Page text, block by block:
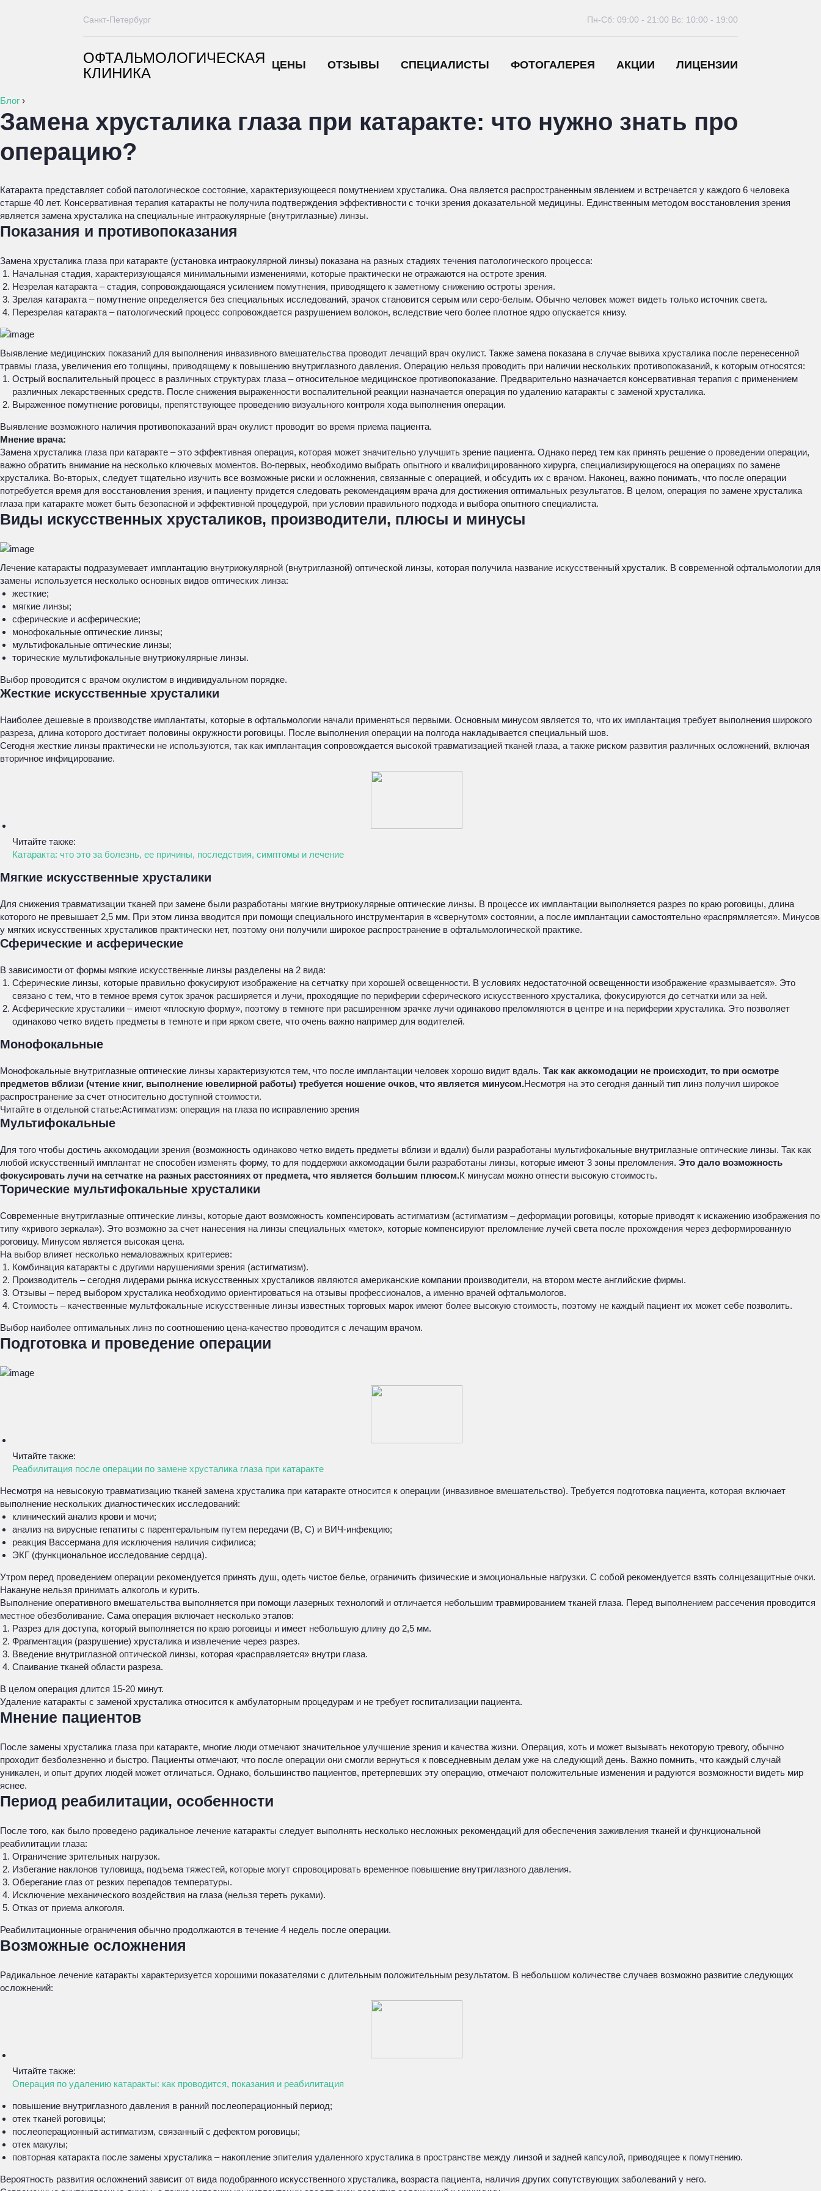
ОФТАЛЬМОЛОГИЧЕСКАЯ
КЛИНИКА
ЦЕНЫ ОТЗЫВЫ СПЕЦИАЛИСТЫ ФОТОГАЛЕРЕЯ АКЦИИ ЛИЦЕНЗИИ
Санкт-Петербург Пн-Сб: 09:00 - 21:00 Вс: 10:00 - 19:00
Блог ›
Замена хрусталика глаза при катаракте: что нужно знать про
операцию?
Катаракта представляет собой патологическое состояние, характеризующееся помутнением хрусталика. Она является распространенным явлением и встречается у каждого 6 человека
старше 40 лет. Консервативная терапия катаракты не получила подтверждения эффективности с точки зрения доказательной медицины. Единственным методом восстановления зрения
является замена хрусталика на специальные интраокулярные (внутриглазные) линзы.
Показания и противопоказания
Замена хрусталика глаза при катаракте (установка интраокулярной линзы) показана на разных стадиях течения патологического процесса:
Начальная стадия, характеризующаяся минимальными изменениями, которые практически не отражаются на остроте зрения.
Незрелая катаракта – стадия, сопровождающаяся усилением помутнения, приводящего к заметному снижению остроты зрения.
Зрелая катаракта – помутнение определяется без специальных исследований, зрачок становится серым или серо-белым. Обычно человек может видеть только источник света.
Перезрелая катаракта – патологический процесс сопровождается разрушением волокон, вследствие чего более плотное ядро опускается книзу.
Выявление медицинских показаний для выполнения инвазивного вмешательства проводит лечащий врач окулист. Также замена показана в случае вывиха хрусталика после перенесенной
травмы глаза, увеличения его толщины, приводящему к повышению внутриглазного давления. Операцию нельзя проводить при наличии нескольких противопоказаний, к которым относятся:
Острый воспалительный процесс в различных структурах глаза – относительное медицинское противопоказание. Предварительно назначается консервативная терапия с применением
различных лекарственных средств. После снижения выраженности воспалительной реакции назначается операция по удалению катаракты с заменой хрусталика.
Выраженное помутнение роговицы, препятствующее проведению визуального контроля хода выполнения операции.
Выявление возможного наличия противопоказаний врач окулист проводит во время приема пациента.
Мнение врача:
Замена хрусталика глаза при катаракте – это эффективная операция, которая может значительно улучшить зрение пациента. Однако перед тем как принять решение о проведении операции,
важно обратить внимание на несколько ключевых моментов. Во-первых, необходимо выбрать опытного и квалифицированного хирурга, специализирующегося на операциях по замене
хрусталика. Во-вторых, следует тщательно изучить все возможные риски и осложнения, связанные с операцией, и обсудить их с врачом. Наконец, важно понимать, что после операции
потребуется время для восстановления зрения, и пациенту придется следовать рекомендациям врача для достижения оптимальных результатов. В целом, операция по замене хрусталика
глаза при катаракте может быть безопасной и эффективной процедурой, при условии правильного подхода и выбора опытного специалиста.
Виды искусственных хрусталиков, производители, плюсы и минусы
Лечение катаракты подразумевает имплантацию внутриокулярной (внутриглазной) оптической линзы, которая получила название искусственный хрусталик. В современной офтальмологии для
замены используется несколько основных видов оптических линза:
жесткие;
мягкие линзы;
сферические и асферические;
монофокальные оптические линзы;
мультифокальные оптические линзы;
торические мультифокальные внутриокулярные линзы.
Выбор проводится с врачом окулистом в индивидуальном порядке.
Жесткие искусственные хрусталики
Наиболее дешевые в производстве имплантаты, которые в офтальмологии начали применяться первыми. Основным минусом является то, что их имплантация требует выполнения широкого
разреза, длина которого достигает половины окружности роговицы. После выполнения операции на полгода накладывается специальный шов.
Сегодня жесткие линзы практически не используются, так как имплантация сопровождается высокой травматизацией тканей глаза, а также риском развития различных осложнений, включая
вторичное инфицирование.
Читайте также:
Катаракта: что это за болезнь, ее причины, последствия, симптомы и лечение
Мягкие искусственные хрусталики
Для снижения травматизации тканей при замене были разработаны мягкие внутриокулярные оптические линзы. В процессе их имплантации выполняется разрез по краю роговицы, длина
которого не превышает 2,5 мм. При этом линза вводится при помощи специального инструментария в «свернутом» состоянии, а после имплантации самостоятельно «распрямляется». Минусов
у мягких искусственных хрусталиков практически нет, поэтому они получили широкое распространение в офтальмологической практике.
Сферические и асферические
В зависимости от формы мягкие искусственные линзы разделены на 2 вида:
Сферические линзы, которые правильно фокусируют изображение на сетчатку при хорошей освещенности. В условиях недостаточной освещенности изображение «размывается». Это
связано с тем, что в темное время суток зрачок расширяется и лучи, проходящие по периферии сферического искусственного хрусталика, фокусируются до сетчатки или за ней.
Асферические хрусталики – имеют «плоскую форму», поэтому в темноте при расширенном зрачке лучи одинаково преломляются в центре и на периферии хрусталика. Это позволяет
одинаково четко видеть предметы в темноте и при ярком свете, что очень важно например для водителей.
Монофокальные
Монофокальные внутриглазные оптические линзы характеризуются тем, что после имплантации человек хорошо видит вдаль. Так как аккомодации не происходит, то при осмотре
предметов вблизи (чтение книг, выполнение ювелирной работы) требуется ношение очков, что является минусом.Несмотря на это сегодня данный тип линз получил широкое
распространение за счет относительно доступной стоимости.
Читайте в отдельной статье:Астигматизм: операция на глаза по исправлению зрения
Мультифокальные
Для того чтобы достичь аккомодации зрения (возможность одинаково четко видеть предметы вблизи и вдали) были разработаны мультифокальные внутриглазные оптические линзы. Так как
любой искусственный имплантат не способен изменять форму, то для поддержки аккомодации были разработаны линзы, которые имеют 3 зоны преломления. Это дало возможность
фокусировать лучи на сетчатке на разных расстояниях от предмета, что является большим плюсом.К минусам можно отнести высокую стоимость.
Торические мультифокальные хрусталики
Современные внутриглазные оптические линзы, которые дают возможность компенсировать астигматизм (астигматизм – деформации роговицы, которые приводят к искажению изображения по
типу «кривого зеркала»). Это возможно за счет нанесения на линзы специальных «меток», которые компенсируют преломление лучей света после прохождения через деформированную
роговицу. Минусом является высокая цена.
На выбор влияет несколько немаловажных критериев:
Комбинация катаракты с другими нарушениями зрения (астигматизм).
Производитель – сегодня лидерами рынка искусственных хрусталиков являются американские компании производители, на втором месте английские фирмы.
Отзывы – перед выбором хрусталика необходимо ориентироваться на отзывы профессионалов, а именно врачей офтальмологов.
Стоимость – качественные мультфокальные искусственные линзы известных торговых марок имеют более высокую стоимость, поэтому не каждый пациент их может себе позволить.
Выбор наиболее оптимальных линз по соотношению цена-качество проводится с лечащим врачом.
Подготовка и проведение операции
Читайте также:
Реабилитация после операции по замене хрусталика глаза при катаракте
Несмотря на невысокую травматизацию тканей замена хрусталика при катаракте относится к операции (инвазивное вмешательство). Требуется подготовка пациента, которая включает
выполнение нескольких диагностических исследований:
клинический анализ крови и мочи;
анализ на вирусные гепатиты с парентеральным путем передачи (В, С) и ВИЧ-инфекцию;
реакция Вассермана для исключения наличия сифилиса;
ЭКГ (функциональное исследование сердца).
Утром перед проведением операции рекомендуется принять душ, одеть чистое белье, ограничить физические и эмоциональные нагрузки. С собой рекомендуется взять солнцезащитные очки.
Накануне нельзя принимать алкоголь и курить.
Выполнение оперативного вмешательства выполняется при помощи лазерных технологий и отличается небольшим травмированием тканей глаза. Перед выполнением рассечения проводится
местное обезболивание. Сама операция включает несколько этапов:
Разрез для доступа, который выполняется по краю роговицы и имеет небольшую длину до 2,5 мм.
Фрагментация (разрушение) хрусталика и извлечение через разрез.
Введение внутриглазной оптической линзы, которая «расправляется» внутри глаза.
Спаивание тканей области разреза.
В целом операция длится 15-20 минут.
Удаление катаракты с заменой хрусталика относится к амбулаторным процедурам и не требует госпитализации пациента.
Мнение пациентов
После замены хрусталика глаза при катаракте, многие люди отмечают значительное улучшение зрения и качества жизни. Операция, хоть и может вызывать некоторую тревогу, обычно
проходит безболезненно и быстро. Пациенты отмечают, что после операции они смогли вернуться к повседневным делам уже на следующий день. Важно помнить, что каждый случай
уникален, и опыт других людей может отличаться. Однако, большинство пациентов, претерпевших эту операцию, отмечают положительные изменения и радуются возможности видеть мир
яснее.
Период реабилитации, особенности
После того, как было проведено радикальное лечение катаракты следует выполнять несколько несложных рекомендаций для обеспечения заживления тканей и функциональной
реабилитации глаза:
Ограничение зрительных нагрузок.
Избегание наклонов туловища, подъема тяжестей, которые могут спровоцировать временное повышение внутриглазного давления.
Оберегание глаз от резких перепадов температуры.
Исключение механического воздействия на глаза (нельзя тереть руками).
Отказ от приема алкоголя.
Реабилитационные ограничения обычно продолжаются в течение 4 недель после операции.
Возможные осложнения
Радикальное лечение катаракты характеризуется хорошими показателями с длительным положительным результатом. В небольшом количестве случаев возможно развитие следующих
осложнений:
Читайте также:
Операция по удалению катаракты: как проводится, показания и реабилитация
повышение внутриглазного давления в ранний послеоперационный период;
отек тканей роговицы;
послеоперационный астигматизм, связанный с дефектом роговицы;
отек макулы;
повторная катаракта после замены хрусталика – накопление эпителия удаленного хрусталика в пространстве между линзой и задней капсулой, приводящее к помутнению.
Вероятность развития осложнений зависит от вида подобранного искусственного хрусталика, возраста пациента, наличия других сопутствующих заболеваний у него.